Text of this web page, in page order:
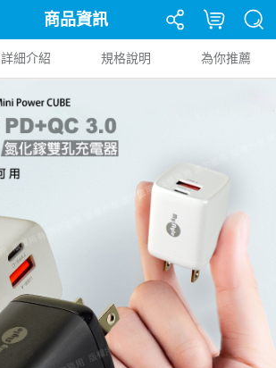
商品資訊
詳細介紹 規格說明 為你推薦